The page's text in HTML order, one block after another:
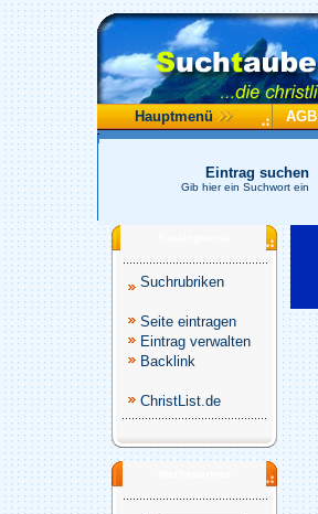
Hauptmenü AGB
Eintrag suchen
Gib hier ein Suchwort ein
Suchrubriken
Seite eintragen
Eintrag verwalten
Backlink
ChristList.de